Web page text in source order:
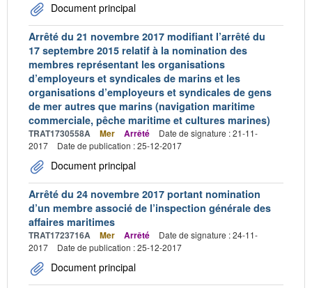
Document principal
Arrêté du 21 novembre 2017 modifiant l’arrêté du
17 septembre 2015 relatif à la nomination des
membres représentant les organisations
d’employeurs et syndicales de marins et les
organisations d’employeurs et syndicales de gens
de mer autres que marins (navigation maritime
commerciale, pêche maritime et cultures marines)
TRAT1730558A Mer Arrêté
Date de signature : 21-11-
2017
Date de publication : 25-12-2017
Document principal
Arrêté du 24 novembre 2017 portant nomination
d’un membre associé de l’inspection générale des
affaires maritimes
TRAT1723716A Mer Arrêté
Date de signature : 24-11-
2017
Date de publication : 25-12-2017
Document principal